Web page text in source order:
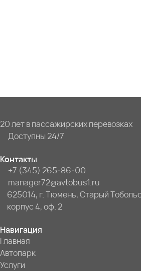
20 лет в пассажирских перевозках
Доступны 24/7
Контакты
+7 (345) 265-86-00
manager72@avtobus1.ru
625014, г. Тюмень, Старый
корпус 4, оф. 2
Навигация
Главная
Автопарк
Услуги